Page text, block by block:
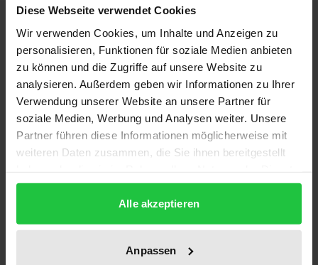
Diese Webseite verwendet Cookies
Wir verwenden Cookies, um Inhalte und Anzeigen zu
personalisieren, Funktionen für soziale Medien anbieten
zu können und die Zugriffe auf unsere Website zu
analysieren. Außerdem geben wir Informationen zu Ihrer
Verwendung unserer Website an unsere Partner für
soziale Medien, Werbung und Analysen weiter. Unsere
Partner führen diese Informationen möglicherweise mit
weiteren Daten zusammen, die Sie ihnen bereitgestellt
gesammelt haben.
Alle akzeptieren
Anpassen
Beschreibung
UN-Women – eine erfolgreiche Reform innerhalb
der Vereinten Nationen für das Anliegen
Geschlechtergleichberechtigung oder eine weitere
verpasste Chance? Eine erste Bilanz nach sieben
Jahren zeigt, wo erste Erfolge zu verzeichnen sind
und welche Hürden vielleicht unüberwindbar zum
Scheitern der neuen Institution für Frauen- und
Gleichstellungsfragen beitragen werden.
Gründung von UN-Women in das System der